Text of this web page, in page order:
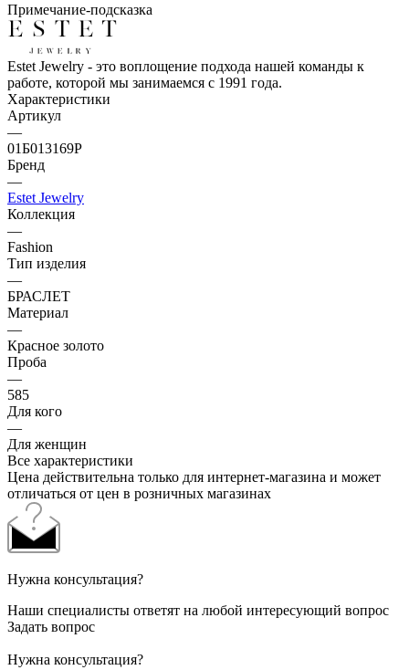
Примечание-подсказка
Estet Jewelry - это воплощение подхода нашей команды к
работе, которой мы занимаемся с 1991 года.
Характеристики
Артикул
—
01Б013169Р
Бренд
—
Estet Jewelry
Коллекция
—
Fashion
Тип изделия
—
БРАСЛЕТ
Материал
—
Красное золото
Проба
—
585
Для кого
—
Для женщин
Все характеристики
Цена действительна только для интернет-магазина и может
отличаться от цен в розничных магазинах
Нужна консультация?
Наши специалисты ответят на любой интересующий вопрос
Задать вопрос
Нужна консультация?